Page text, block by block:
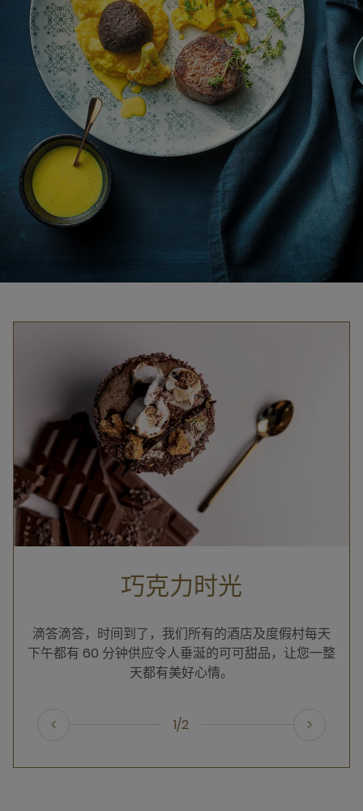
巧克力时光
滴答滴答，时间到了，我们所有的酒店及度假村每天
下午都有 60 分钟供应令人垂涎的可可甜品，让您一整
天都有美好心情。
1/2